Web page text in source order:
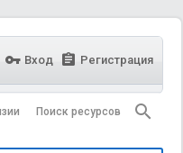
Вход Регистрация
Поиск ресурсов